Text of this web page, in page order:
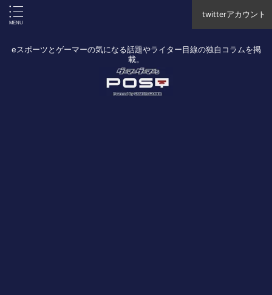
twitterアカウント
eスポーツとゲーマーの気になる話題やライター目線の独自コラムを掲
載。